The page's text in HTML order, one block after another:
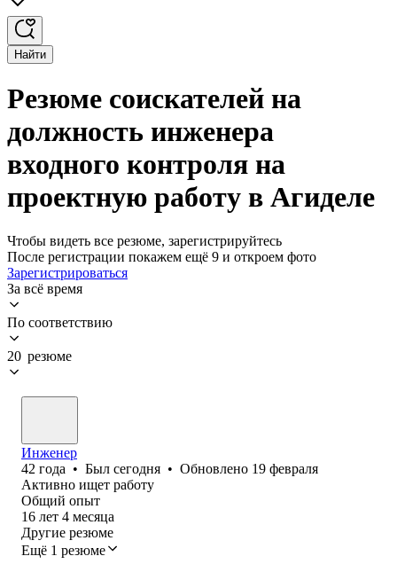
Найти
Резюме соискателей на
должность инженера
входного контроля на
проектную работу в Агиделе
Чтобы видеть все резюме, зарегистрируйтесь
После регистрации покажем ещё 9 и откроем фото
Зарегистрироваться
За всё время
По соответствию
20 резюме
Инженер
42 года • Был сегодня • Обновлено 19 февраля
Активно ищет работу
Общий опыт
16 лет 4 месяца
Другие резюме
Ещё 1 резюме